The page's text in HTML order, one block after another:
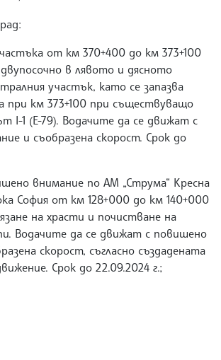
от км 370+400 до км 373+100
в лявото и дясното
участък, като се запазва
при км 373+100 при съществуващо
I-1 (Е-79). Водачите да се движат с
и съобразена скорост. Срок до
внимание по АМ „Струма“ Кресна
София от км 128+000 до км 140+000
на храсти и почистване на
Водачите да се движат с повишено
скорост, съгласно създадената
Срок до 22.09.2024 г.;